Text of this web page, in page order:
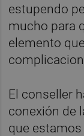
estupendo
mucho para
elemento
El conseller
conexión de
que